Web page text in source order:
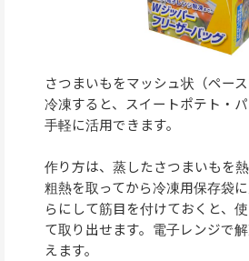
さつまいもをマッシュ状（ペー
冷凍すると、スイートポテト・
手軽に活用できます。
作り方は、蒸したさつまいもを熱
粗熱を取ってから冷凍用保存袋
らにして筋目を付けておくと、
て取り出せます。電子レンジで
えます。